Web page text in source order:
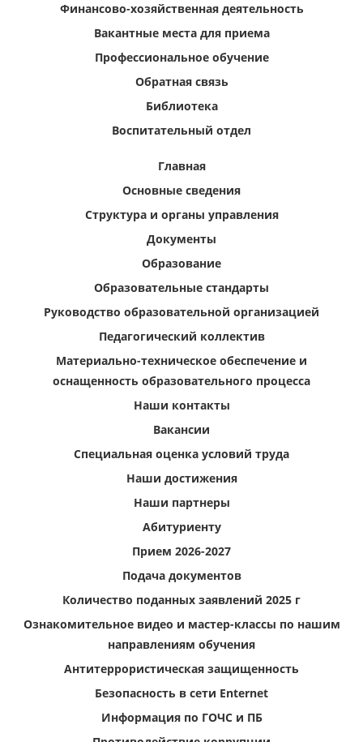
Финансово-хозяйственная деятельность
Вакантные места для приема
Профессиональное обучение
Обратная связь
Библиотека
Воспитательный отдел
Главная
Основные сведения
Структура и органы управления
Документы
Образование
Образовательные стандарты
Руководство образовательной организацией
Педагогический коллектив
Материально-техническое обеспечение и
оснащенность образовательного процесса
Наши контакты
Вакансии
Специальная оценка условий труда
Наши достижения
Наши партнеры
Абитуриенту
Прием 2026-2027
Подача документов
Количество поданных заявлений 2025 г
Ознакомительное видео и мастер-классы по нашим
направлениям обучения
Антитеррористическая защищенность
Безопасность в сети Enternet
Информация по ГОЧС и ПБ